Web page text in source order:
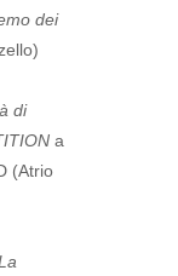
dei
di
a
(Atrio